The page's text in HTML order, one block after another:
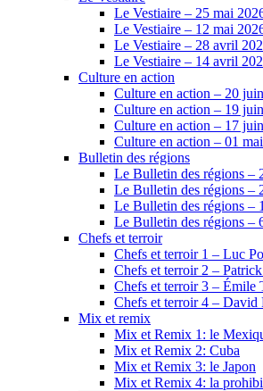
Le Vestiaire – 25 mai
Le Vestiaire – 12 mai
Le Vestiaire – 28 avril
Le Vestiaire – 14 avril
Culture en action
Culture en action – 20
Culture en action – 19
Culture en action – 17
Culture en action – 01
Bulletin des régions
Le Bulletin des régions –
Le Bulletin des régions –
Le Bulletin des régions –
Le Bulletin des régions –
Chefs et terroir
Chefs et terroir 1 – Luc
Chefs et terroir 2 –
Chefs et terroir 3 – Émile
Chefs et terroir 4 – David
Mix et remix
Mix et Remix 1: le
Mix et Remix 2: Cuba
Mix et Remix 3: le Japon
Mix et Remix 4: la